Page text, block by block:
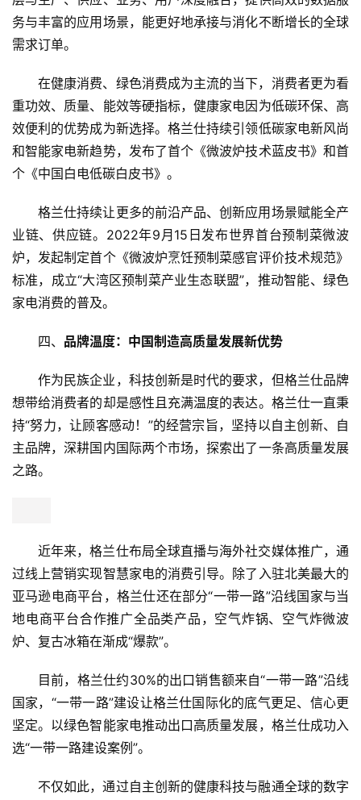
快
讯
投
纪
数
商
新
商
专
题
务与丰富的应用场景，能更好地承接与消化不断增长的全球
需求订单。
在健康消费、绿色消费成为主流的当下，消费者更为看
重功效、质量、能效等硬指标，健康家电因为低碳环保、高
效便利的优势成为新选择。格兰仕持续引领低碳家电新风尚
和智能家电新趋势，发布了首个《微波炉技术蓝皮书》和首
个《中国白电低碳白皮书》。
格兰仕持续让更多的前沿产品、创新应用场景赋能全产
业链、供应链。2022年9月15日发布世界首台预制菜微波
炉，发起制定首个《微波炉烹饪预制菜感官评价技术规范》
标准，成立“大湾区预制菜产业生态联盟”，推动智能、绿色
家电消费的普及。
四、 品牌温度：中国制造高质量发展新优势
作为民族企业，科技创新是时代的要求，但格兰仕品牌
想带给消费者的却是感性且充满温度的表达。格兰仕一直秉
持“努力，让顾客感动！”的经营宗旨，坚持以自主创新、自
主品牌，深耕国内国际两个市场，探索出了一条高质量发展
之路。
近年来，格兰仕布局全球直播与海外社交媒体推广，通
过线上营销实现智慧家电的消费引导。除了入驻北美最大的
亚马逊电商平台，格兰仕还在部分“一带一路”沿线国家与当
地电商平台合作推广全品类产品，空气炸锅、空气炸微波
炉、复古冰箱在渐成“爆款”。
目前，格兰仕约30%的出口销售额来自“一带一路”沿线
国家，“一带一路”建设让格兰仕国际化的底气更足、信心更
坚定。以绿色智能家电推动出口高质量发展，格兰仕成功入
选“一带一路建设案例”。
不仅如此，通过自主创新的健康科技与融通全球的数字